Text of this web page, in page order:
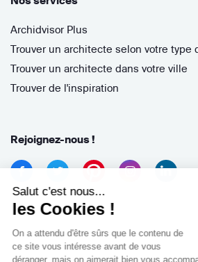
Salut c'est nous...
les Cookies !
On a attendu d'être sûrs que le contenu de
ce site vous intéresse avant de vous
déranger, mais on aimerait bien vous
Archidvisor Plus
Trouver un architecte selon votre type
Trouver un architecte dans votre ville
Trouver de l'inspiration
Rejoignez-nous !